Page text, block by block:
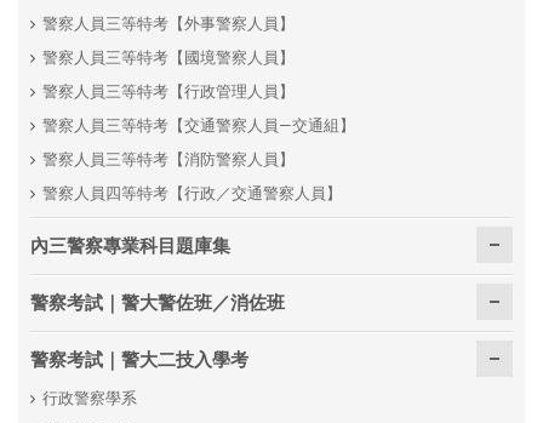
警察人員三等特考【外事警察人員】
警察人員三等特考【國境警察人員】
警察人員三等特考【行政管理人員】
警察人員三等特考【交通警察人員—交通組】
警察人員三等特考【消防警察人員】
警察人員四等特考【行政／交通警察人員】
內三警察專業科目題庫集
警察考試｜警大警佐班／消佐班
警察考試｜警大二技入學考
行政警察學系